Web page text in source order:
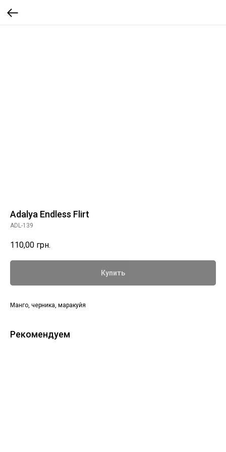
Adalya Endless Flirt
ADL-139
110,00 грн.
Купить
Манго, черника, маракуйя
Рекомендуем